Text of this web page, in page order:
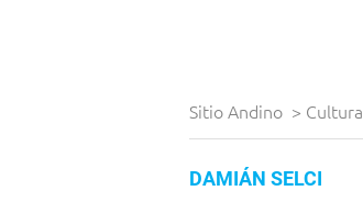
Sitio Andino > Cultura
DAMIÁN SELCI